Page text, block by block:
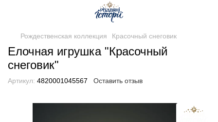
Рождественская коллекция Красочный снеговик
Елочная игрушка "Красочный
снеговик"
Артикул: 4820001045567 Оставить отзыв